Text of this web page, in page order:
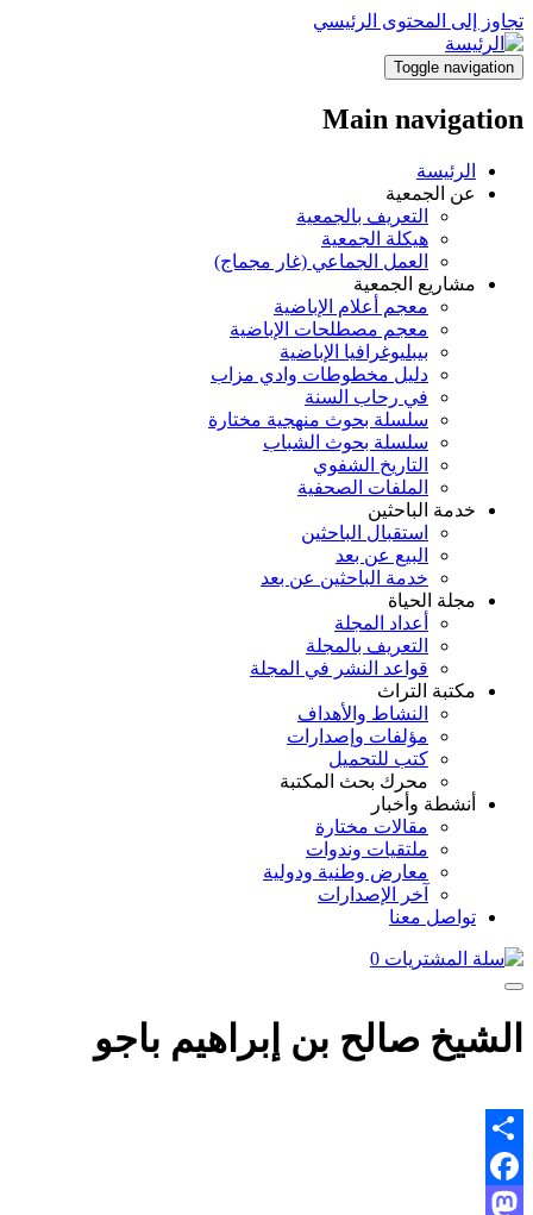
تجاوز إلى المحتوى الرئيسي
Toggle navigation
Main navigation
الرئيسة
عن الجمعية
التعريف بالجمعية
هيكلة الجمعية
العمل الجماعي (غار مجماج)
مشاريع الجمعية
معجم أعلام الإباضية
معجم مصطلحات الإباضية
بيبليوغرافيا الإباضية
دليل مخطوطات وادي مزاب
في رحاب السنة
سلسلة بحوث منهجية مختارة
سلسلة بحوث الشباب
التاريخ الشفوي
الملفات الصحفية
خدمة الباحثين
استقبال الباحثين
البيع عن بعد
خدمة الباحثين عن بعد
مجلة الحياة
أعداد المجلة
التعريف بالمجلة
قواعد النشر في المجلة
مكتبة التراث
النشاط والأهداف
مؤلفات وإصدارات
كتب للتحميل
محرك بحث المكتبة
أنشطة وأخبار
مقالات مختارة
ملتقيات وندوات
معارض وطنية ودولية
آخر الإصدارات
تواصل معنا
0
الشيخ صالح بن إبراهيم باجو
Share
Facebook